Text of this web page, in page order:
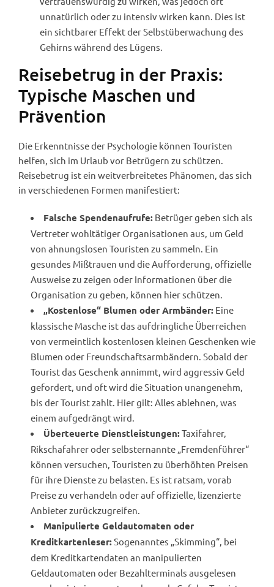
unnatürlich oder zu intensiv wirken kann. Dies ist
ein sichtbarer Effekt der Selbstüberwachung des
Gehirns während des Lügens.
Reisebetrug in der Praxis:
Typische Maschen und
Prävention
Die Erkenntnisse der Psychologie können Touristen
helfen, sich im Urlaub vor Betrügern zu schützen.
Reisebetrug ist ein weitverbreitetes Phänomen, das sich
in verschiedenen Formen manifestiert:
Falsche Spendenaufrufe: Betrüger geben sich als
Vertreter wohltätiger Organisationen aus, um Geld
von ahnungslosen Touristen zu sammeln. Ein
gesundes Mißtrauen und die Aufforderung, offizielle
Ausweise zu zeigen oder Informationen über die
Organisation zu geben, können hier schützen.
„Kostenlose“ Blumen oder Armbänder: Eine
klassische Masche ist das aufdringliche Überreichen
von vermeintlich kostenlosen kleinen Geschenken wie
Blumen oder Freundschaftsarmbändern. Sobald der
Tourist das Geschenk annimmt, wird aggressiv Geld
gefordert, und oft wird die Situation unangenehm,
bis der Tourist zahlt. Hier gilt: Alles ablehnen, was
einem aufgedrängt wird.
Überteuerte Dienstleistungen:Taxifahrer,
Rikschafahrer oder selbsternannte „Fremdenführer“
können versuchen, Touristen zu überhöhten Preisen
für ihre Dienste zu belasten. Es ist ratsam, vorab
Preise zu verhandeln oder auf offizielle, lizenzierte
Anbieter zurückzugreifen.
Manipulierte Geldautomaten oder
Kreditkartenleser:Sogenanntes „Skimming“, bei
dem Kreditkartendaten an manipulierten
Geldautomaten oder Bezahlterminals ausgelesen